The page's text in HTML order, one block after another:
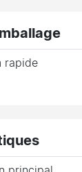
rapide